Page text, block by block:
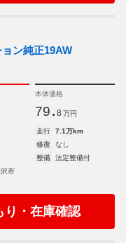
ン純正19AW
本体価格
79. 8 万円
走行
7.1万km
修復
なし
整備
法定整備付
市
り・在庫確認